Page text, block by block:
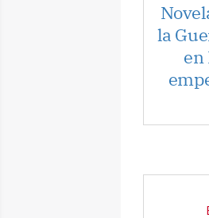
la
en